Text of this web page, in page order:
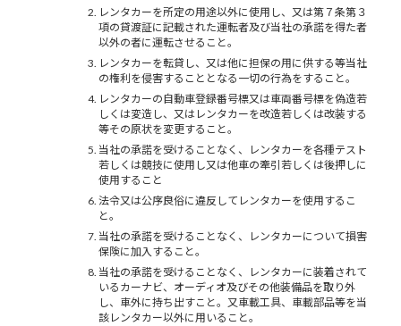
レンタカーを所定の用途以外に使用し、又は第７条第３
項の貸渡証に記載された運転者及び当社の承諾を得た者
以外の者に運転させること。
レンタカーを転貸し、又は他に担保の用に供する等当社
の権利を侵害することとなる一切の行為をすること。
レンタカーの自動車登録番号標又は車両番号標を偽造若
しくは変造し、又はレンタカーを改造若しくは改装する
等その原状を変更すること。
当社の承諾を受けることなく、レンタカーを各種テスト
若しくは競技に使用し又は他車の牽引若しくは後押しに
使用すること
法令又は公序良俗に違反してレンタカーを使用するこ
と。
当社の承諾を受けることなく、レンタカーについて損害
保険に加入すること。
当社の承諾を受けることなく、レンタカーに装着されて
いるカーナビ、オーディオ及びその他装備品を取り外
し、車外に持ち出すこと。又車載工具、車載部品等を当
該レンタカー以外に用いること。